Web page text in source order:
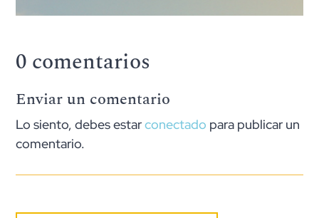
0 comentarios
Enviar un comentario
Lo siento, debes estarconectado para publicar un
comentario.